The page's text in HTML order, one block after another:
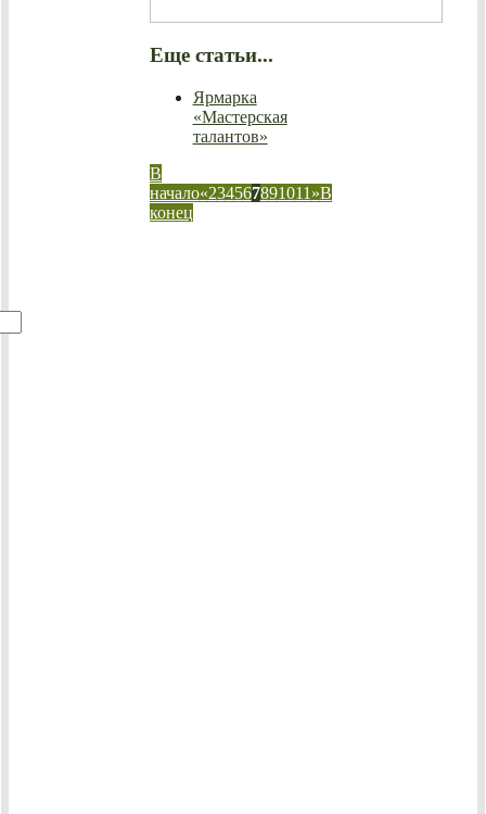
Еще статьи...
Ярмарка
«Мастерская
талантов»
В
начало«234567891011 »В
конец